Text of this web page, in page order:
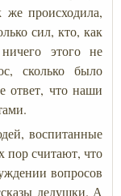
же происходила,
сил, кто, как
этого не
сколько было
ответ, что наши
воспитанные
пор считают, что
вопросов
дедушки. А